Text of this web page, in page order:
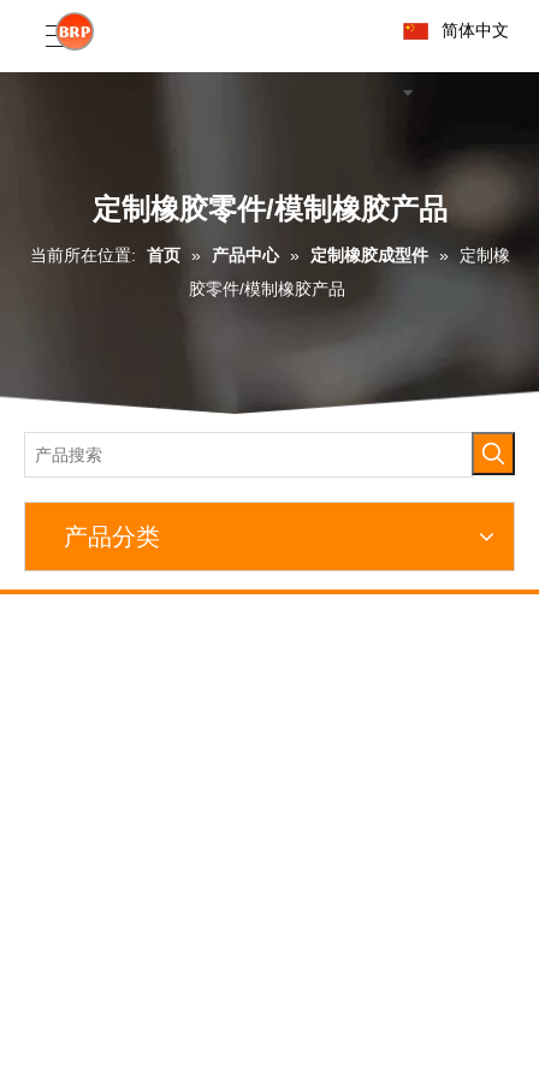
简体中文
定制橡胶零件/模制橡胶产品
当前所在位置: 首页 » 产品中心 » 定制橡胶成型件 »
定制橡
胶零件/模制橡胶产品
产品分类